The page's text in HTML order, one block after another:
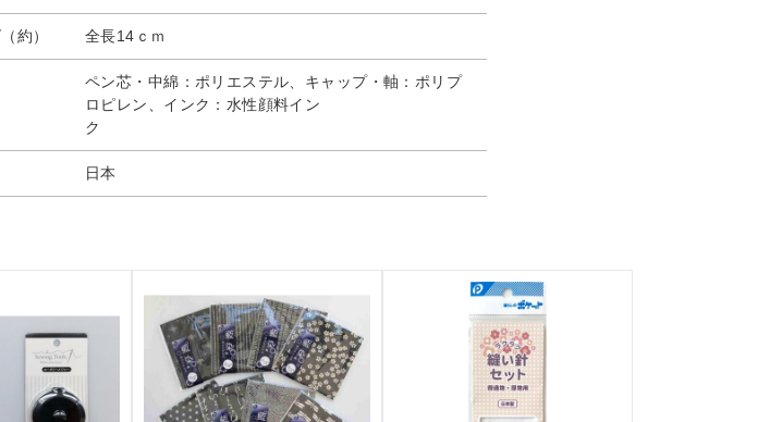
約） 全長14ｃｍ
ペン芯・中綿：ポリエステル、キャップ・軸：ポリプ
ロピレン、インク：水性顔料イン
ク
日本